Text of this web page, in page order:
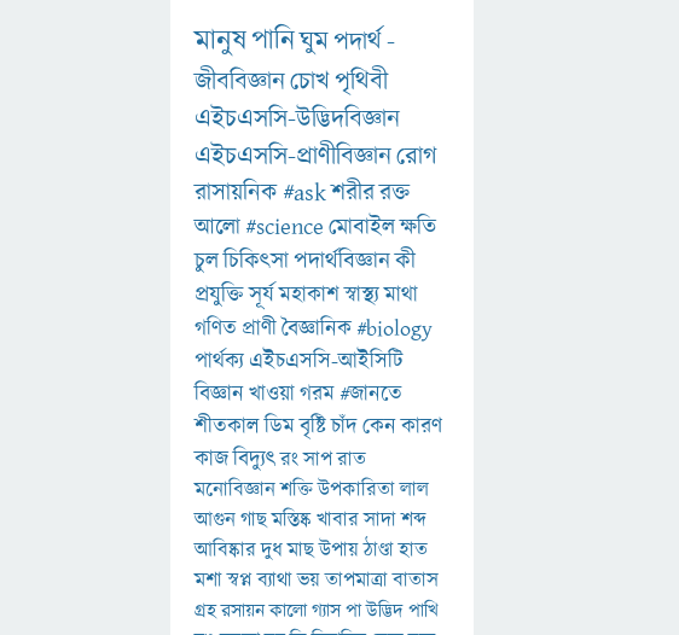
মানুষপানিঘুমপদার্থ-
জীববিজ্ঞানচোখপৃথিবী
এইচএসসি-উদ্ভিদবিজ্ঞান
এইচএসসি-প্রাণীবিজ্ঞানরোগ
রাসায়নিক#askশরীররক্ত
আলো#scienceমোবাইলক্ষতি
চুলচিকিৎসাপদার্থবিজ্ঞানকী
প্রযুক্তিসূর্যমহাকাশস্বাস্থ্যমাথা
গণিত প্রাণীবৈজ্ঞানিক#biology
পার্থক্য এইচএসসি-আইসিটি
বিজ্ঞানখাওয়াগরম#জানতে
শীতকালডিমবৃষ্টিচাঁদকেনকারণ
কাজবিদ্যুৎরংসাপরাত
মনোবিজ্ঞানশক্তিউপকারিতালাল
আগুনগাছমস্তিষ্কখাবারসাদাশব্দ
আবিষ্কারদুধমাছউপায়ঠাণ্ডাহাত
মশাস্বপ্নব্যাথাভয়তাপমাত্রাবাতাস
গ্রহরসায়নকালোগ্যাসপাউদ্ভিদপাখি